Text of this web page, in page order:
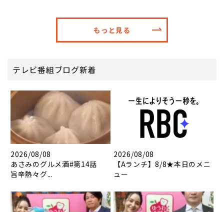
もっと見る
テレビ番組ブログ新着
2026/08/08
あさみのグルメ酒#第14話
旨辛熱々グ...
2026/08/08
【Aランチ】8/8★本日のメニ
ュー